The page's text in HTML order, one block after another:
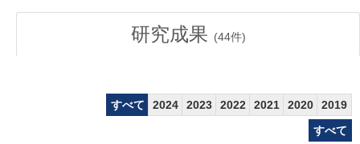
研究成果 (44件)
すべて 2024 2023 2022 2021 2020
2019
すべて